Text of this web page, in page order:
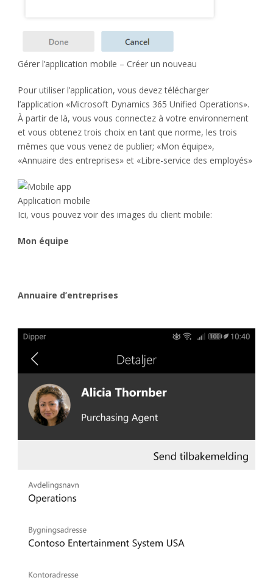
Gérer l’application mobile – Créer un nouveau
Pour utiliser l’application, vous devez télécharger
l’application «Microsoft Dynamics 365 Unified Operations».
À partir de là, vous vous connectez à votre environnement
et vous obtenez trois choix en tant que norme, les trois
mêmes que vous venez de publier; «Mon équipe»,
«Annuaire des entreprises» et «Libre-service des employés»
Application mobile
Ici, vous pouvez voir des images du client mobile:
Mon équipe
Annuaire d’entreprises